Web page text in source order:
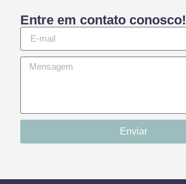
Entre em contato conosco!
Enviar